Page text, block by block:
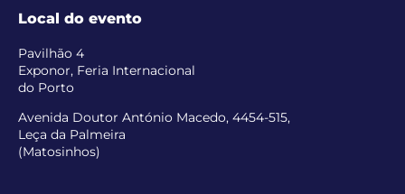
Local do evento
Pavilhão 4
Exponor, Feria Internacional
do Porto
Avenida Doutor António Macedo, 4454-515,
Leça da Palmeira
(Matosinhos)